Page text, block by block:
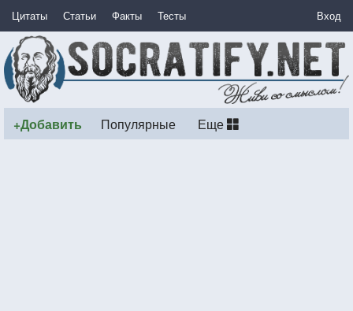
Цитаты Статьи Факты Тесты Вход
+Добавить Популярные Еще